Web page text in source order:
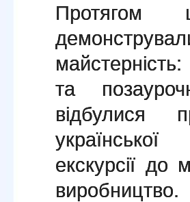
Протягом
та
відбулися
екскурсії до
виробництво.